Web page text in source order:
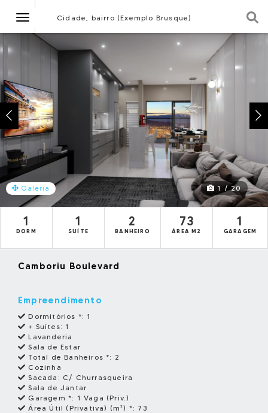
NavegaçãoCidade, bairro (Exemplo Brusque)
Galeria 1 / 20
1
DORM
1
SUÍTE
2
BANHEIRO
73
ÁREA M2
1
GARAGEM
Camboriu Boulevard
Empreendimento
Dormitórios *: 1
+ Suítes: 1
Lavanderia
Sala de Estar
Total de Banheiros *: 2
Cozinha
Sacada: C/ Churrasqueira
Sala de Jantar
Garagem *: 1 Vaga (Priv.)
Área Útil (Privativa) (m²) *: 73